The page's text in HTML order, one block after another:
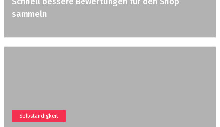
sammeln
Selbständigkeit